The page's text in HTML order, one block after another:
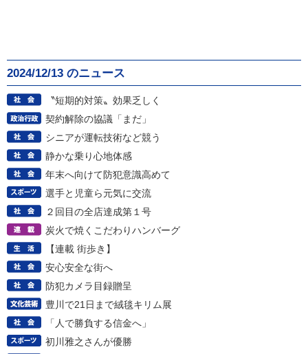
2024/12/13 のニュース
〝短期的対策〟効果乏しく
契約解除の協議「まだ」
シニアが運転技術など競う
静かな乗り心地体感
年末へ向けて防犯意識高めて
選手と児童ら元気に交流
２回目の全店達成第１号
炭火で焼くこだわりハンバーグ
【連載 街歩き】
安心安全な街へ
防犯カメラ目録贈呈
豊川で21日まで絨毯キリム展
「人で勝負する信金へ」
初川雅之さんが優勝